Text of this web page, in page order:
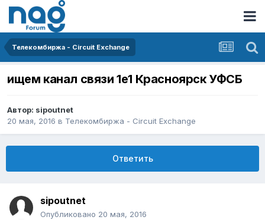
Телекомбиржа - Circuit Exchange
ищем канал связи 1е1 Красноярск УФСБ
Автор: sipoutnet
20 мая, 2016 в Телекомбиржа - Circuit Exchange
Ответить
sipoutnet
Опубликовано 20 мая, 2016